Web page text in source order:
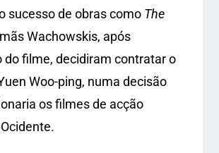
sucesso de obras como The
Wachowskis, após
do filme, decidiram contratar o
Woo-ping, numa decisão
os filmes de acção